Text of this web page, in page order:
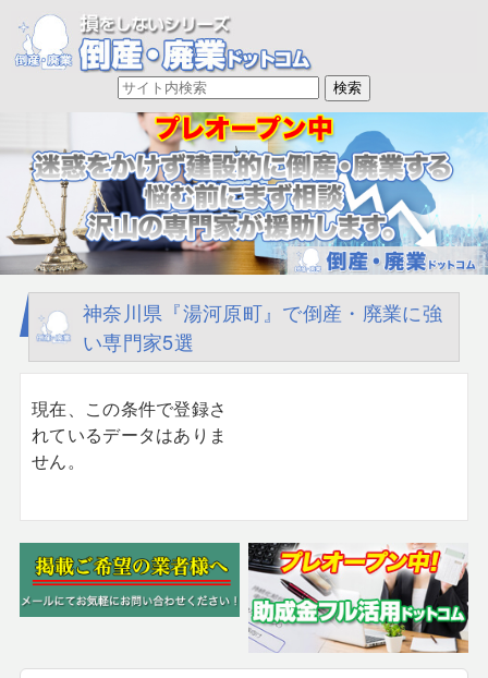
神奈川県『湯河原町』で倒産・廃業に強
い専門家5選
現在、この条件で登録さ
れているデータはありま
せん。